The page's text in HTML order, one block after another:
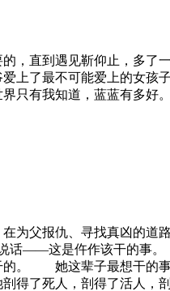
直到遇见靳仰止，多了
了最不可能爱上的女孩
只有我知道，蓝蓝有多
为父报仇、寻找真凶的
——这是仵作该干的事
她这辈子最想干的
死人，剖得了活人，